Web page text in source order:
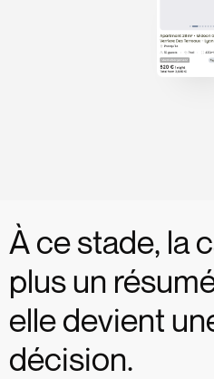
À ce stade, la
plus un
elle devient
décision.